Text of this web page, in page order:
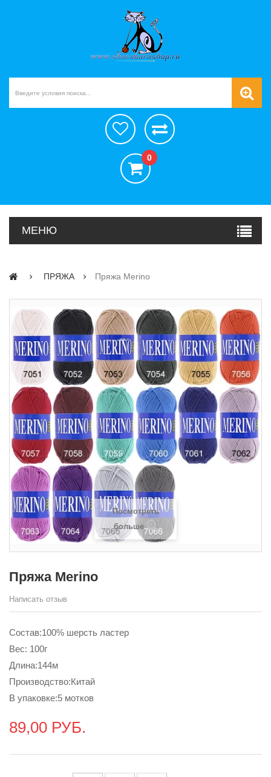
0
МЕНЮ
ПРЯЖА Пряжа Merino
Посмотреть
больше
Пряжа Merino
Написать отзыв
Состав:100% шерсть ластер
Вес: 100г
Длина:144м
Производство:Китай
В упаковке:5 мотков
89,00 РУБ.